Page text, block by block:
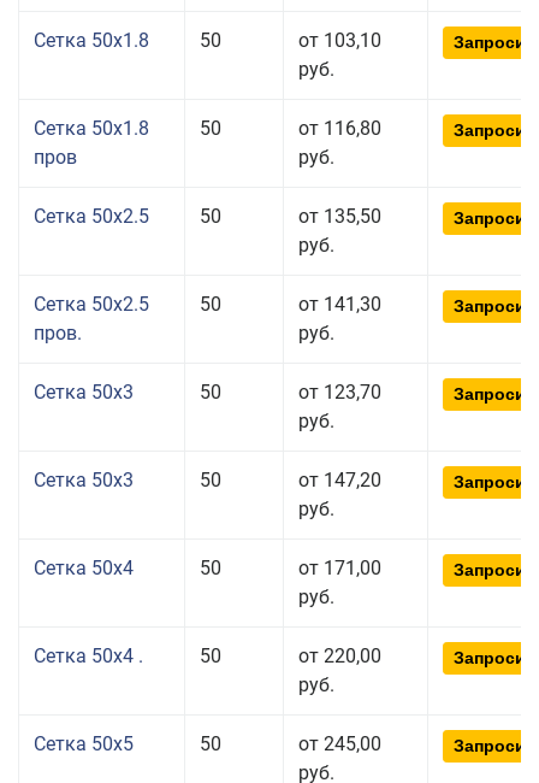
Сетка 50x1.8 50
от 103,10
руб.
Сетка 50x1.8
пров
50
от 116,80
руб.
Сетка 50x2.5 50
от 135,50
руб.
Сетка 50x2.5
пров.
50
от 141,30
руб.
Сетка 50x3 50
от 123,70
руб.
Сетка 50x3 50
от 147,20
руб.
Сетка 50x4 50
от 171,00
руб.
Сетка 50x4 . 50
от 220,00
руб.
Сетка 50x5 50
от 245,00
руб.